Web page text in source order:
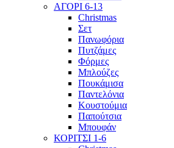
ΑΓΟΡΙ 6-13
Christmas
Σετ
Πανωφόρια
Πυτζάμες
Φόρμες
Μπλούζες
Πουκάμισα
Παντελόνια
Κουστούμια
Παπούτσια
Μπουφάν
ΚΟΡΙΤΣΙ 1-6